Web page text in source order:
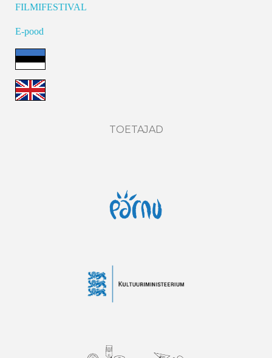
FILMIFESTIVAL
E-pood
TOETAJAD